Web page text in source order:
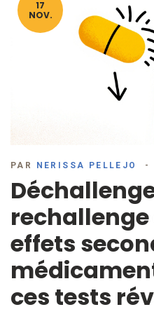
17
NOV.
PAR NERISSA PELLEJO
effets
ces tests